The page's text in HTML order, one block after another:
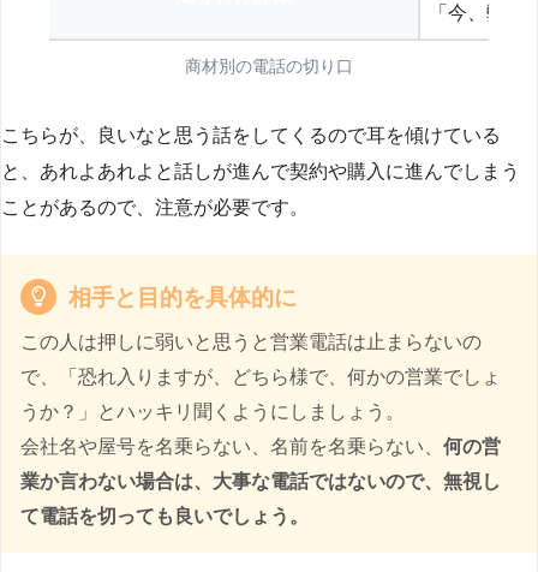
「今、弊
商材別の電話の切り口
こちらが、良いなと思う話をしてくるので耳を傾けている
と、あれよあれよと話しが進んで契約や購入に進んでしまう
ことがあるので、注意が必要です。
相手と目的を具体的に
この人は押しに弱いと思うと営業電話は止まらないの
で、「恐れ入りますが、どちら様で、何かの営業でしょ
うか？」とハッキリ聞くようにしましょう。
会社名や屋号を名乗らない、名前を名乗らない、 何の営
業か言わない場合は、大事な電話ではないので、無視し
て電話を切っても良いでしょう。